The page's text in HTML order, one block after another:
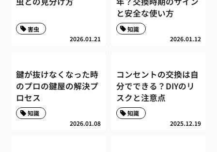
2026.01.21
害虫
と安全な使い方
2026.01.12
知識
鍵が抜けなくなった時
のプロの鍵屋の解決プ
ロセス
2026.01.08
知識
コンセントの交換は自
分でできる？DIYのリ
スクと注意点
2025.12.19
知識